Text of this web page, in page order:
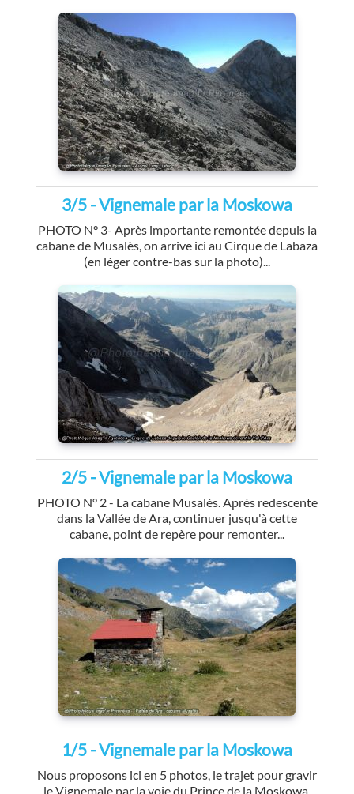
3/5 - Vignemale par la Moskowa
PHOTO N° 3- Après importante remontée depuis la
cabane de Musalès, on arrive ici au Cirque de Labaza
(en léger contre-bas sur la photo)...
2/5 - Vignemale par la Moskowa
PHOTO N° 2 - La cabane Musalès. Après redescente
dans la Vallée de Ara, continuer jusqu'à cette
cabane, point de repère pour remonter...
1/5 - Vignemale par la Moskowa
Nous proposons ici en 5 photos, le trajet pour gravir
le Vignemale par la voie du Prince de la Moskowa.